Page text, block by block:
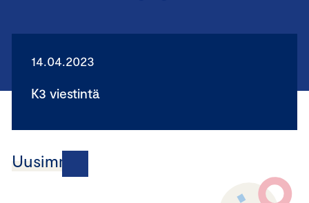
14.04.2023
K3 viestintä
Uusimmat